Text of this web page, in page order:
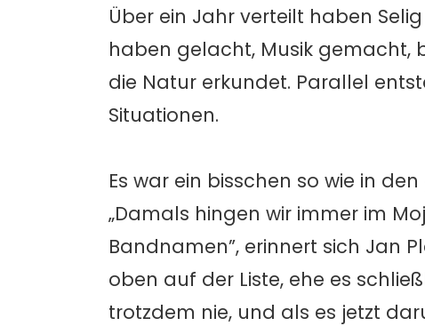
Über ein Jahr verteilt haben
haben gelacht, Musik gemacht,
die Natur erkundet. Parallel
Situationen.
Es war ein bisschen so wie in
„Damals hingen wir immer im
Bandnamen”, erinnert sich Jan
oben auf der Liste, ehe es
trotzdem nie, und als es jetzt